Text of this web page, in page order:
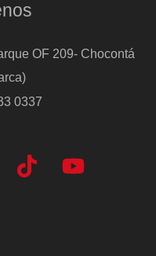
OF 209- Chocontá
0337